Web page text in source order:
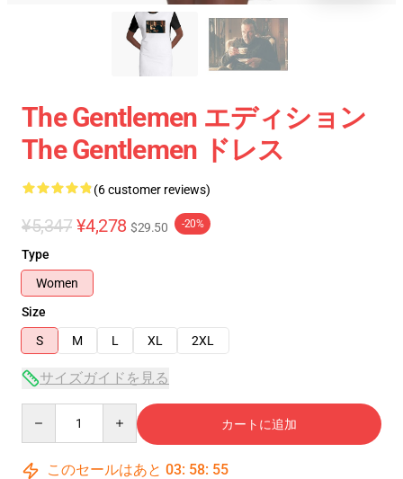
The Gentlemen エディション
The Gentlemen ドレス
(6 customer reviews)
¥5,347 ¥4,278 $29.50 -20%
Type
Women
Size
S
M L XL 2XL
サイズガイドを見る
カートに追加
このセールはあと 03: 58: 54